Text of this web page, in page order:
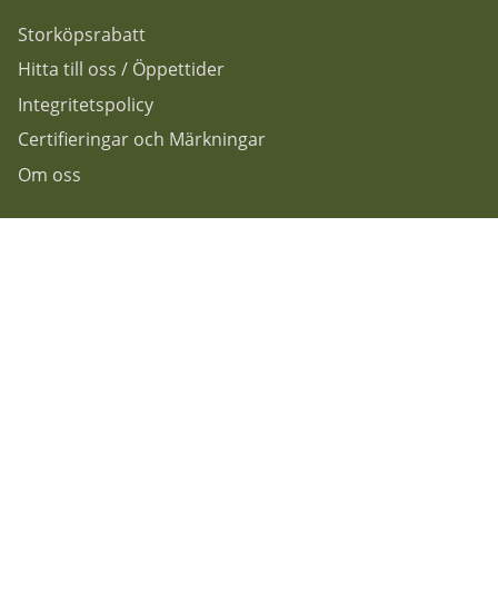
Storköpsrabatt
Hitta till oss / Öppettider
Integritetspolicy
Certifieringar och Märkningar
Om oss